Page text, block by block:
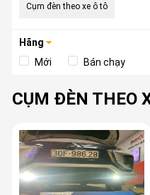
Cụm đèn theo xe ô tô
Hãng
Mới
Bán chạy
CỤM ĐÈN THEO